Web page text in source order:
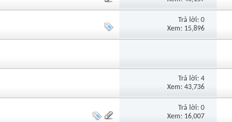
Trả lời: 0
Xem: 15,896
Trả lời: 4
Xem: 43,736
Trả lời: 0
Xem: 16,007